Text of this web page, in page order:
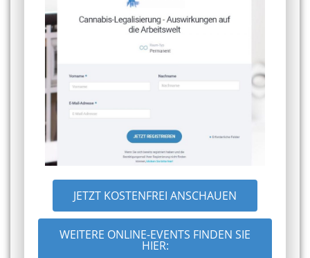
JETZT KOSTENFREI ANSCHAUEN
WEITERE ONLINE-EVENTS FINDEN SIE
HIER: